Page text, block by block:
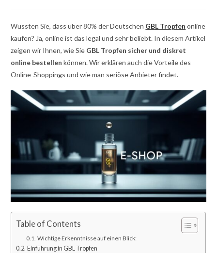
Wussten Sie, dass über 80% der Deutschen GBL Tropfen online
kaufen? Ja, online ist das legal und sehr beliebt. In diesem Artikel
zeigen wir Ihnen, wie Sie GBL Tropfen sicher und diskret
online bestellen können. Wir erklären auch die Vorteile des
Online-Shoppings und wie man seriöse Anbieter findet.
Table of Contents
Wichtige Erkenntnisse auf einen Blick:
Einführung in GBL Tropfen